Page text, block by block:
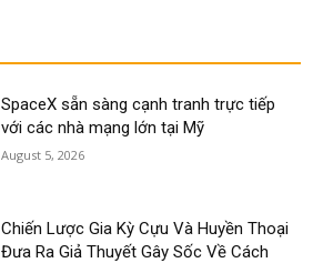
SpaceX sẵn sàng cạnh tranh trực tiếp
với các nhà mạng lớn tại Mỹ
August 5, 2026
Chiến Lược Gia Kỳ Cựu Và Huyền Thoại
Đưa Ra Giả Thuyết Gây Sốc Về Cách